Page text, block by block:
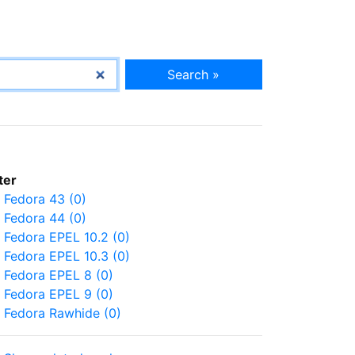
Search »
Fedora 43 (0)
Fedora 44 (0)
Fedora EPEL 10.2 (0)
Fedora EPEL 10.3 (0)
Fedora EPEL 8 (0)
Fedora EPEL 9 (0)
Fedora Rawhide (0)